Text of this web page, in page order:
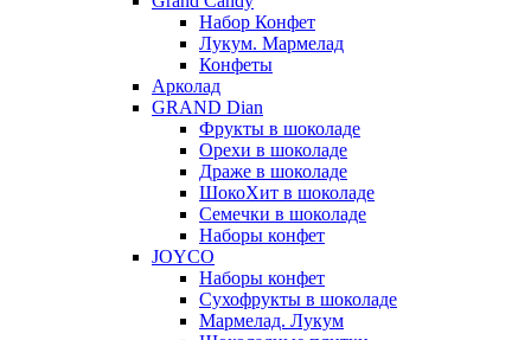
Набор Конфет
Лукум. Мармелад
Конфеты
Арколад
GRAND Dian
Фрукты в шоколаде
Орехи в шоколаде
Драже в шоколаде
ШокоХит в шоколаде
Семечки в шоколаде
Наборы конфет
JOYCO
Наборы конфет
Сухофрукты в шоколаде
Мармелад. Лукум